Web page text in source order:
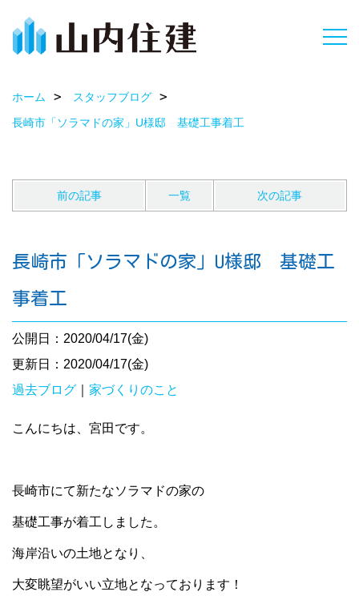
ホーム
スタッフブログ
長崎市「ソラマドの家」U様邸 基礎工事着工
前の記事 一覧 次の記事
長崎市「ソラマドの家」U様邸 基礎工
事着工
公開日：2020/04/17(金)
更新日：2020/04/17(金)
過去ブログ
家づくりのこと
こんにちは、宮田です。
長崎市にて新たなソラマドの家の
基礎工事が着工しました。
海岸沿いの土地となり、
大変眺望がいい立地となっております！